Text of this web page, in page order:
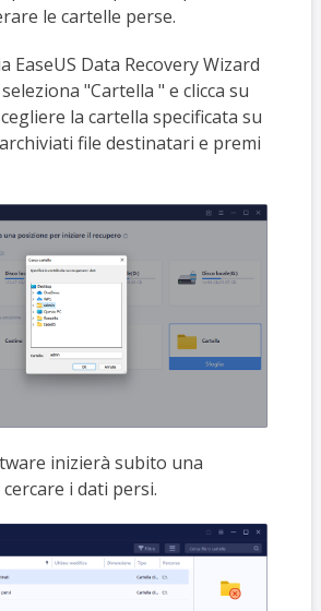
le cartelle perse.
EaseUS Data Recovery Wizard
"Cartella " e clicca su
la cartella specificata su
file destinatari e premi
inizierà subito una
i dati persi.